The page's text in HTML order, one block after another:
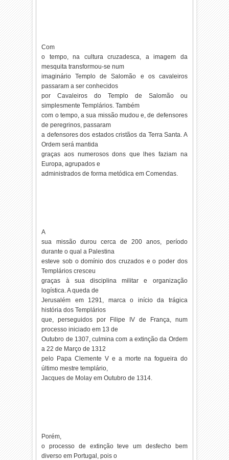
Com
o tempo, na cultura cruzadesca, a imagem da
mesquita transformou-se num
imaginário Templo de Salomão e os cavaleiros
passaram a ser conhecidos
por Cavaleiros do Templo de Salomão ou
simplesmente Templários. Também
com o tempo, a sua missão mudou e, de defensores
de peregrinos, passaram
a defensores dos estados cristãos da Terra Santa. A
Ordem será mantida
graças aos numerosos dons que lhes faziam na
Europa, agrupados e
administrados de forma metódica em Comendas.
A
sua missão durou cerca de 200 anos, período
durante o qual a Palestina
esteve sob o domínio dos cruzados e o poder dos
Templários cresceu
graças à sua disciplina militar e organização
logística. A queda de
Jerusalém em 1291, marca o início da trágica
história dos Templários
que, perseguidos por Filipe IV de França, num
processo iniciado em 13 de
Outubro de 1307, culmina com a extinção da Ordem
a 22 de Março de 1312
pelo Papa Clemente V e a morte na fogueira do
último mestre templário,
Jacques de Molay em Outubro de 1314.
Porém,
o processo de extinção teve um desfecho bem
diverso em Portugal, pois o